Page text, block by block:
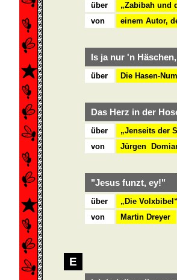
über
„Zabibah und
von
einem Autor,
Is ja nur 'n
über Die Hasen-
Das Herz in der
über
„Jenseits der
von
Jürgen
"Jesus funzt, ey!"
über
„Die Volxbibel“
von
Martin Dreyer
E